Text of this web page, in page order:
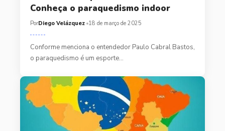
Conheça o paraquedismo indoor
PorDiego Velázquez 18 de março de 2025
Conforme menciona o entendedor Paulo Cabral Bastos,
o paraquedismo é um esporte…